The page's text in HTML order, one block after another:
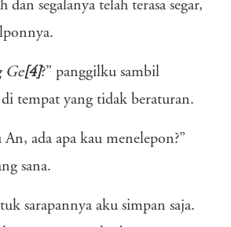
dan segalanya telah terasa segar,
Ge[4]?” panggilku sambil
tempat yang tidak beraturan.
ada apa kau menelepon?”
sana.
sarapannya aku simpan saja.